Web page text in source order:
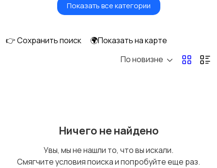
Бытовые услуги и
Высший менеджмент
Добыча сырья,
Показать все категории
👉 Сохранить поиск
🌍Показать на карте
По новизне
Ничего не найдено
Увы, мы не нашли то, что вы искали.
Смягчите условия поиска и попробуйте еще раз.